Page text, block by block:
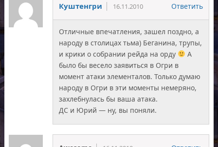
Куштенгри 16.11.2010 Ответить
Отличные впечатления, зашел поздно, а
народу в столицах тьма) Беганина, трупы,
и крики о собрании рейда на орду
А
было бы весело заявиться в Огри в
момент атаки элементалов. Только думаю
народу в Огри в эти моменты немеряно,
захлебнулась бы ваша атака.
ДС и Юрий — ну, вы поняли.